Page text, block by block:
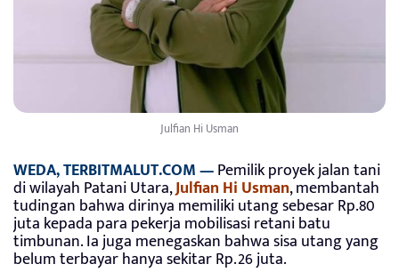
Julfian Hi Usman
WEDA, TERBITMALUT.COM —Pemilik proyek jalan tani
di wilayah Patani Utara,Julfian Hi Usman, membantah
tudingan bahwa dirinya memiliki utang sebesar Rp.80
juta kepada para pekerja mobilisasi retani batu
timbunan. Ia juga menegaskan bahwa sisa utang yang
belum terbayar hanya sekitar Rp.26 juta.